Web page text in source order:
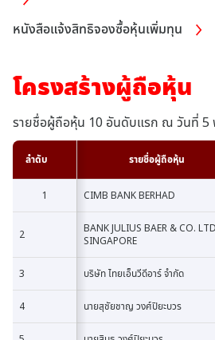
หนังสือแจ้งสิทธิจองซื้อหุ้นเพิ่มทุน
โครงสร้างผู้ถือหุ้น
รายชื่อผู้ถือหุ้น 10 อันดับแรก ณ วันที่ 5
ลำดับ รายชื่อผู้ถือหุ้น
1 CIMB BANK BERHAD
BANK JULIUS BAER & CO.
SINGAPORE
บริษัท ไทยเอ็นวีดีอาร์ จำกัด
นายสุชัยชาญ วงศ์ปิยะบวร
ลำดับ
1
2
3
4